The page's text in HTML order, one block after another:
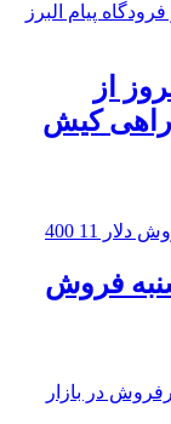
از
راهی کیش
فروش